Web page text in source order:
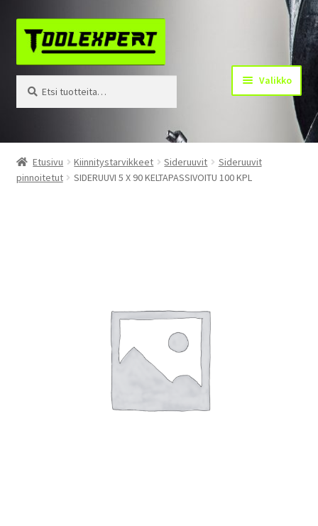
Siirry
navigointiin
Siirry
sisältöön
Valikko
Tuotteet
Yhteystiedot
Etusivu Kiinnitystarvikkeet Sideruuvit
Sideruuvit
pinnoitetut
SIDERUUVI 5 X 90 KELTAPASSIVOITU 100 KPL